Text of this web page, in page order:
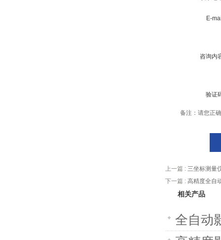
E-
咨询内
验证
备注：请您正
上一篇 : 三坐标测量
下一篇 : 高精度全自
相关产品
全自动